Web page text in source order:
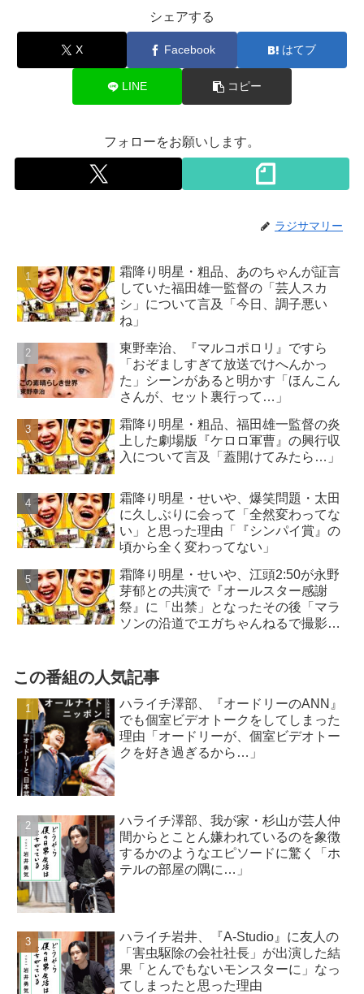
シェアする
X Facebook はてブ
LINE コピー
フォローをお願いします。
ラジサマリー
霜降り明星・粗品、あのちゃんが証言
していた福田雄一監督の「芸人スカ
シ」について言及「今日、調子悪い
ね」
東野幸治、『マルコポロリ』ですら
「おぞましすぎて放送でけへんかっ
た」シーンがあると明かす「ほんこん
さんが、セット裏行って…」
霜降り明星・粗品、福田雄一監督の炎
上した劇場版『ケロロ軍曹』の興行収
入について言及「蓋開けてみたら…」
霜降り明星・せいや、爆笑問題・太田
に久しぶりに会って「全然変わってな
い」と思った理由「『シンパイ賞』の
頃から全く変わってない」
霜降り明星・せいや、江頭2:50が永野
芽郁との共演で『オールスター感謝
祭』に「出禁」となったその後「マラ
ソンの沿道でエガちゃんねるで撮影
この番組の人気記事
ハライチ澤部、『オードリーのANN』
でも個室ビデオトークをしてしまった
理由「オードリーが、個室ビデオトー
クを好き過ぎるから…」
ハライチ澤部、我が家・杉山が芸人仲
間からとことん嫌われているのを象徴
するかのようなエピソードに驚く「ホ
テルの部屋の隅に…」
ハライチ岩井、『A-Studio』に友人の
「害虫駆除の会社社長」が出演した結
果「とんでもないモンスターに」なっ
てしまったと思った理由